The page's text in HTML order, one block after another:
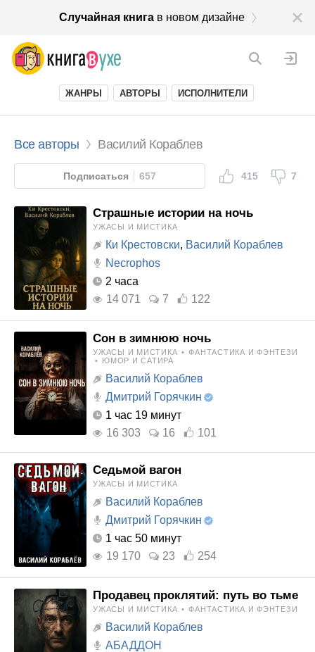
Случайная книгав новом дизайне
ЖАНРЫ АВТОРЫ ИСПОЛНИТЕЛИ
Все авторы Василий Кораблев
Подписаться 657 415 7
Страшные истории на ночь
УЖАСЫ И МИСТИКА
Ки Крестовски, Василий Кораблев
Necrophos
2 часа
14 071
7 122
Сон в зимнюю ночь
УЖАСЫ И МИСТИКА • ФАНТАСТИКА И ФЭНТЕЗИ
• ЮМОР И САТИРА
Василий Кораблев
Дмитрий Горячкин
1 час 19 минут
16 303
16 101
Седьмой вагон
УЖАСЫ И МИСТИКА
Василий Кораблев
Дмитрий Горячкин
1 час 50 минут
19 170
23 254
Продавец проклятий: путь во тьме
УЖАСЫ И МИСТИКА • ФАНТАСТИКА И ФЭНТЕЗИ
Василий Кораблев
АБАДДОН